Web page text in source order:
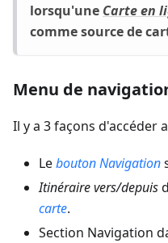
lorsqu'une Carte en
comme source de
Menu de
Il y a 3 façons d'accéder
Lebouton Navigation
Itinéraire vers/depuis
carte.
Section Navigation